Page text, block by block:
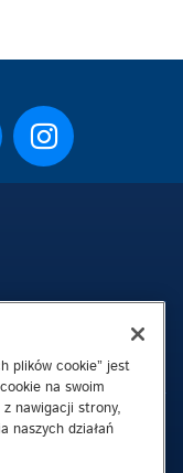
Kontakt
plików cookie” jest
na swoim
nawigacji strony,
naszych działań